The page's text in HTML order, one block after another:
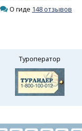
О гиде 148 отзывов
Туроператор